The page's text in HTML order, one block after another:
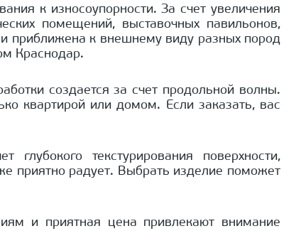
к износоупорности. За счет увеличения
помещений, выставочных павильонов,
и приближена к внешнему виду разных пород
Краснодар.
создается за счет продольной волны.
квартирой или домом. Если заказать, вас
текстурирования поверхности,
приятно радует. Выбрать изделие поможет
и приятная цена привлекают внимание